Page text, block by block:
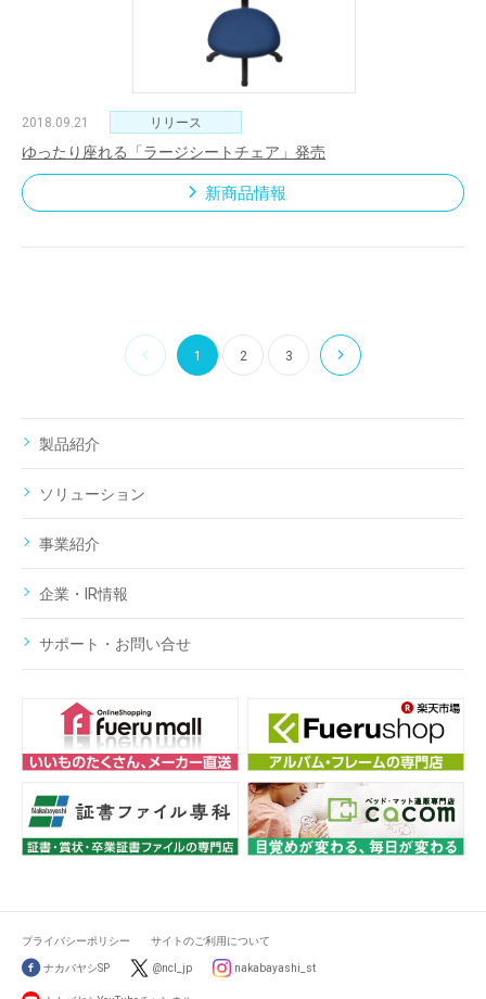
2018.09.21 リリース
ゆったり座れる「ラージシートチェア」発売
新商品情報
1 2 3
製品紹介
ソリューション
事業紹介
企業・IR情報
サポート・お問い合せ
プライバシーポリシー サイトのご利用について
ナカバヤシSP @ncl_jp nakabayashi_st